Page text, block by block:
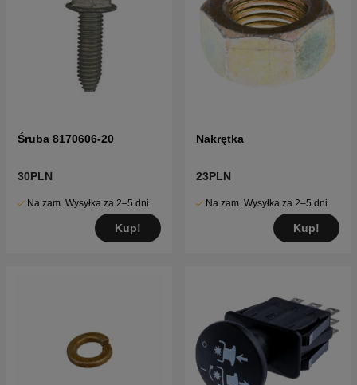
Śruba 8170606-20
30PLN
Na zam. Wysyłka za 2–5 dni
Kup!
Nakrętka
23PLN
Na zam. Wysyłka za 2–5 dni
Kup!